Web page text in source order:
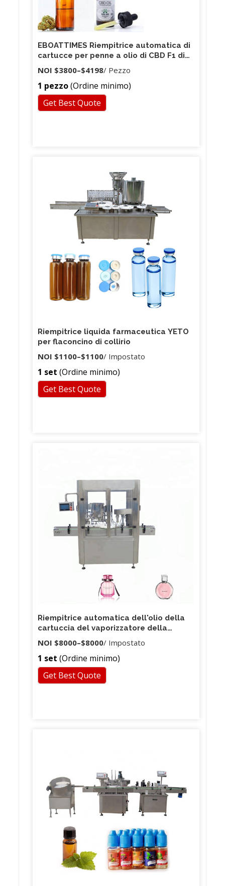
EBOATTIMES Riempitrice automatica di
cartucce per penne a olio di CBD F1 di
alta qualità
NOI $3800–$4198/ Pezzo
1 pezzo(Ordine minimo)
Get Best Quote
Riempitrice liquida farmaceutica YETO
per flaconcino di collirio
NOI $1100–$1100/ Impostato
1 set (Ordine minimo)
Get Best Quote
Riempitrice automatica dell'olio della
cartuccia del vaporizzatore della
bottiglia di cottura automatica
NOI $8000–$8000/ Impostato
1 set (Ordine minimo)
Get Best Quote